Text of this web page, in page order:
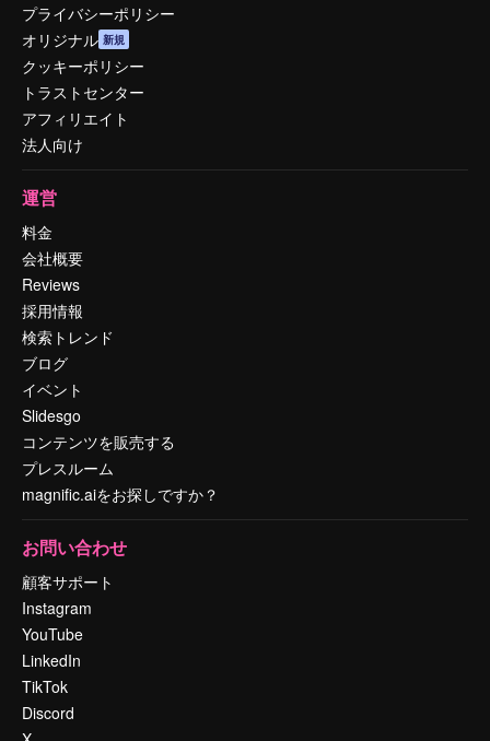
プライバシーポリシー
オリジナル 新規
クッキーポリシー
トラストセンター
アフィリエイト
法人向け
運営
料金
会社概要
Reviews
採用情報
検索トレンド
ブログ
イベント
Slidesgo
コンテンツを販売する
プレスルーム
magnific.aiをお探しですか？
お問い合わせ
顧客サポート
Instagram
YouTube
LinkedIn
TikTok
Discord